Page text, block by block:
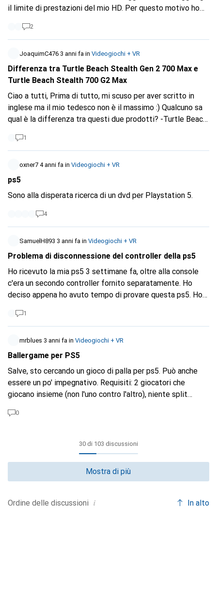
il limite di prestazioni del mio HD. Per questo motivo ho
posso spostare il FS sull'unità esterna senza cancellarlo su
c: e reinstallarlo? È possibile installarlo su un disco
esterno? La funzione nelle impostazioni di Windows
(spostamento delle app) non può farlo. Viene sempre
visualizzato un messaggio di errore. Grazie per il
2
JoaquimC476 3 anni fa in Videogiochi + VR
Differenza tra Turtle Beach Stealth Gen 2 700 Max e
Turtle Beach Stealth 700 G2 Max
Ciao a tutti, Prima di tutto, mi scuso per aver scritto in
inglese ma il mio tedesco non è il massimo :) Qualcuno sa
qual è la differenza tra questi due prodotti? -Turtle Beach
Stealth 700 G2 Max ---- quotato a 201 chf Penso che
siano lo stesso prodotto. Vorrei sapere se c'è qualche
differenza tra i due. Grazie a tutti.
1
oxner7 4 anni fa in Videogiochi + VR
ps5
Sono alla disperata ricerca di un dvd per Playstation 5.
4
SamuelH893 3 anni fa in Videogiochi + VR
Problema di disconnessione del controller della ps5
Ho ricevuto la mia ps5 3 settimane fa, oltre alla console
c'era un secondo controller fornito separatamente. Ho
deciso appena ho avuto tempo di provare questa ps5. Ho
disconnette dopo circa 10 secondi, devo riaccendere la
console e funziona di nuovo entro 10 secondi. Il problema
si presenta sia con il controller fornito con la console che
con quello fornito separatamente. Vorrei sottolineare che i
1
mrblues 3 anni fa in Videogiochi + VR
Ballergame per PS5
Salve, sto cercando un gioco di palla per ps5. Può anche
essere un po' impegnativo. Requisiti: 2 giocatori che
giocano insieme (non l'uno contro l'altro), niente split
completamente retrò. Hai qualche suggerimento? Grazie!
0
30 di 103 discussioni
Ordine delle discussioni i
Mostra di più
In alto